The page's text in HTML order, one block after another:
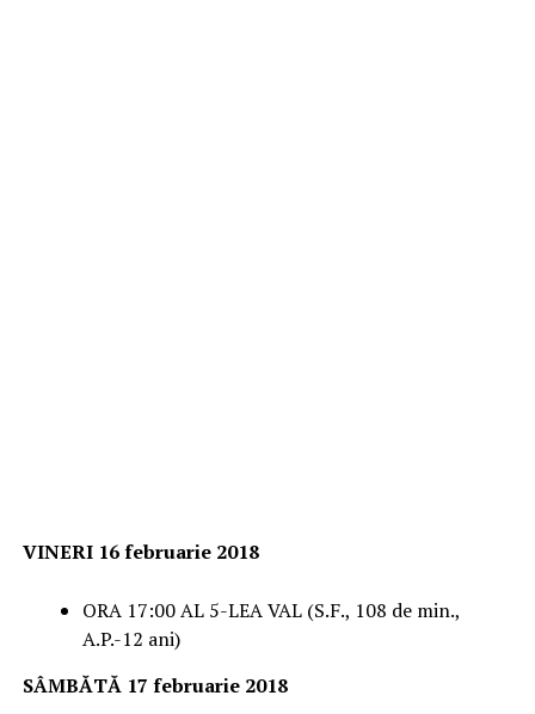
VINERI 16 februarie 2018
ORA 17:00 AL 5-LEA VAL (S.F., 108 de min.,
A.P.-12 ani)
SÂMBĂTĂ 17 februarie 2018